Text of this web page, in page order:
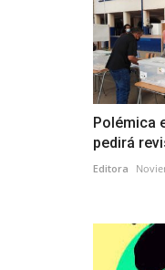
Polémica
pedirá
Editora